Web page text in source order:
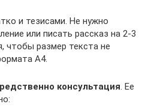
и тезисами. Не нужно
или писать рассказ на 2-3
чтобы размер текста не
А4.
консультация . Ее